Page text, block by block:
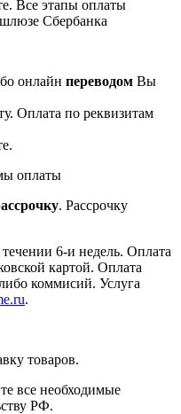
Все этапы оплаты
Сбербанка
онлайн переводом Вы
Оплата по реквизитам
оплаты
. Рассрочку
течении 6-и недель. Оплата
картой. Оплата
коммисий. Услуга
.
товаров.
все необходимые
РФ.